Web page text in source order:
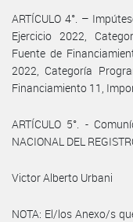
ARTÍCULO 4°. –
Ejercicio 2022,
Fuente de
2022, Categoría
Financiamiento 11,
ARTÍCULO 5°. -
NACIONAL DEL
Victor Alberto Urbani
NOTA: El/los Anexo/s